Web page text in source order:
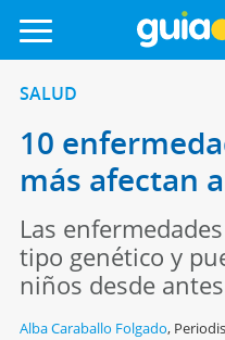
SALUD
10
más afectan
Las
tipo genético y
niños desde
Alba Caraballo Folgado,